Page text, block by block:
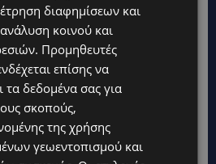
είναι μόνο ένας αριθμός – Οι
η πραγματική μας ιστορία
ζωής για τη 37χρονη μητέρα
τη θεραπεία της στην Αγγλία
διαφημίσεων και
κοινού και
Προμηθευτές
επίσης να
τα δεδομένα σας για
σκοπούς,
της χρήσης
γεωεντοπισμού και